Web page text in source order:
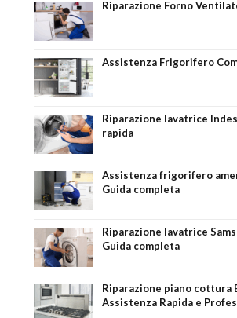
Riparazione Forno
Assistenza Frigorifero
Riparazione lavatrice
rapida
Assistenza frigorifero
Guida completa
Riparazione lavatrice
Guida completa
Riparazione piano cottura
Assistenza Rapida e